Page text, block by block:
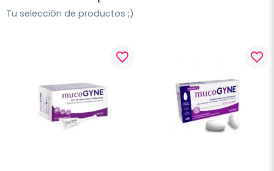
Tu selección de productos ;)
favorite_border favorite_border